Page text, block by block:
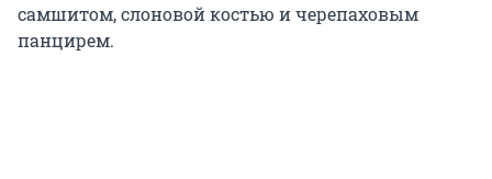
самшитом, слоновой костью и черепаховым
панцирем.